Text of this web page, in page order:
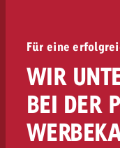
Für eine
WIR
BEI DER